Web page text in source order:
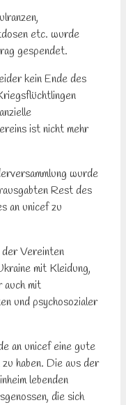
etc. wurde
gespendet.
kein Ende des
ist nicht mehr
wurde
Rest des
an unicef zu
Vereinten
mit Kleidung,
auch mit
und psychosozialer
an unicef eine gute
haben. Die aus der
lebenden
die sich